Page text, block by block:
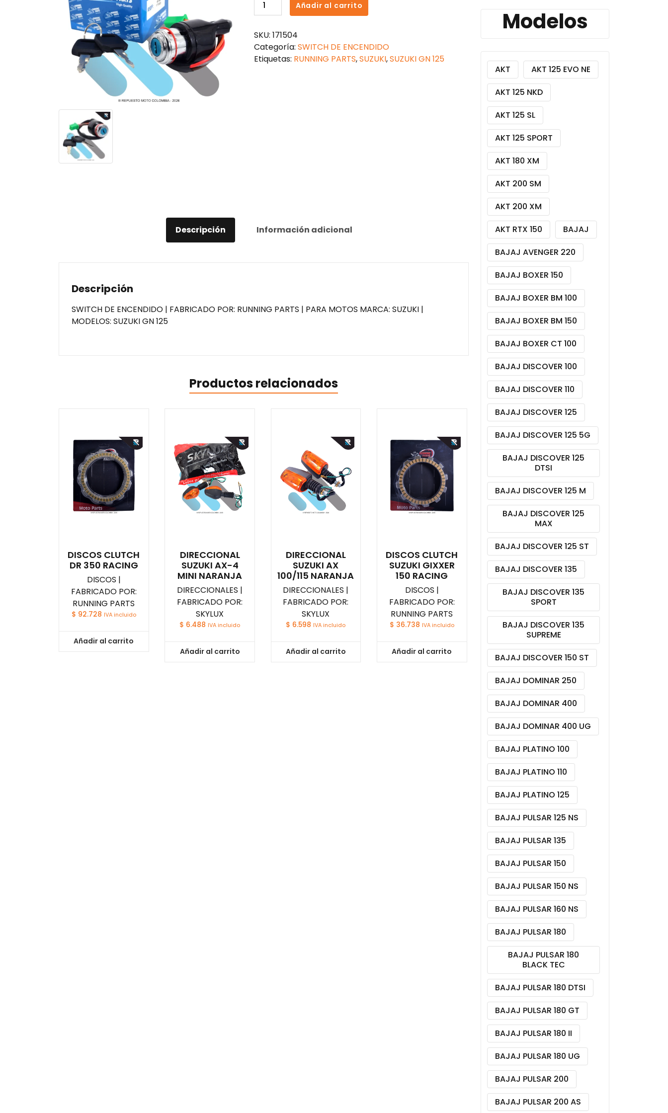
DE
SUZUKI
GN
125H
Añadir al carrito
SKU: 171504
Categoría: SWITCH DE ENCENDIDO
Etiquetas: RUNNING PARTS,SUZUKI,SUZUKI GN 125
Descripción Información adicional
Descripción
SWITCH DE ENCENDIDO | FABRICADO POR: RUNNING PARTS | PARA MOTOS MARCA: SUZUKI |
MODELOS: SUZUKI GN 125
Productos relacionados
DISCOS CLUTCH
DR 350 RACING
DISCOS |
FABRICADO POR:
RUNNING PARTS
$ 92.728 IVA incluido
Añadir al carrito
DIRECCIONAL
SUZUKI AX-4
MINI NARANJA
DIRECCIONALES |
FABRICADO POR:
SKYLUX
$ 6.488 IVA incluido
Añadir al carrito
DIRECCIONAL
SUZUKI AX
100/115 NARANJA
DIRECCIONALES |
FABRICADO POR:
SKYLUX
$ 6.598 IVA incluido
Añadir al carrito
DISCOS CLUTCH
SUZUKI GIXXER
150 RACING
DISCOS |
FABRICADO POR:
RUNNING PARTS
$ 36.738 IVA incluido
Añadir al carrito
Modelos
AKT
AKT 125 EVO NE
AKT 125 NKD
AKT 125 SL
AKT 125 SPORT
AKT 180 XM
AKT 200 SM
AKT 200 XM
AKT RTX 150
BAJAJ
BAJAJ AVENGER 220
BAJAJ BOXER 150
BAJAJ BOXER BM 100
BAJAJ BOXER BM 150
BAJAJ BOXER CT 100
BAJAJ DISCOVER 100
BAJAJ DISCOVER 110
BAJAJ DISCOVER 125
BAJAJ DISCOVER 125 5G
BAJAJ DISCOVER 125
DTSI
BAJAJ DISCOVER 125 M
BAJAJ DISCOVER 125
MAX
BAJAJ DISCOVER 125 ST
BAJAJ DISCOVER 135
BAJAJ DISCOVER 135
SPORT
BAJAJ DISCOVER 135
SUPREME
BAJAJ DISCOVER 150 ST
BAJAJ DOMINAR 250
BAJAJ DOMINAR 400
BAJAJ DOMINAR 400 UG
BAJAJ PLATINO 100
BAJAJ PLATINO 110
BAJAJ PLATINO 125
BAJAJ PULSAR 125 NS
BAJAJ PULSAR 135
BAJAJ PULSAR 150
BAJAJ PULSAR 150 NS
BAJAJ PULSAR 160 NS
BAJAJ PULSAR 180
BAJAJ PULSAR 180
BLACK TEC
BAJAJ PULSAR 180 DTSI
BAJAJ PULSAR 180 GT
BAJAJ PULSAR 180 II
BAJAJ PULSAR 180 UG
BAJAJ PULSAR 200
BAJAJ PULSAR 200 AS